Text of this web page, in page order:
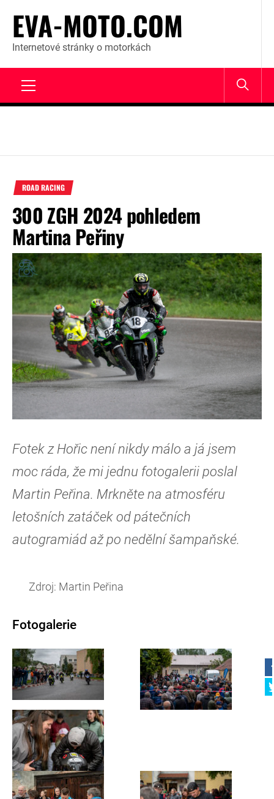
content
EVA-MOTO.COM
Internetové stránky o motorkách
ROAD RACING
300 ZGH 2024 pohledem
Martina Peřiny
Fotek z Hořic není nikdy málo a já jsem
moc ráda, že mi jednu fotogalerii poslal
Martin Peřina. Mrkněte na atmosféru
letošních zatáček od pátečních
autogramiád až po nedělní šampaňské.
Zdroj: Martin Peřina
Fotogalerie